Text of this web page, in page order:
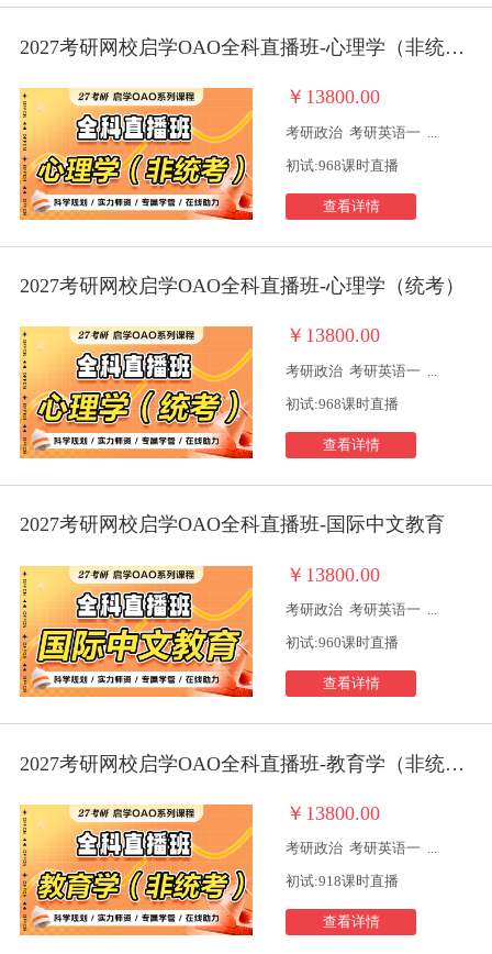
2027考研网校启学OAO全科直播班-心理学（非统考）
￥13800.00
考研政治 考研英语一
初试:968课时直播
查看详情
2027考研网校启学OAO全科直播班-心理学（统考）
￥13800.00
考研政治 考研英语一
初试:968课时直播
查看详情
2027考研网校启学OAO全科直播班-国际中文教育
￥13800.00
考研政治 考研英语一
初试:960课时直播
查看详情
2027考研网校启学OAO全科直播班-教育学（非统考）
￥13800.00
考研政治 考研英语一 ...
初试:918课时直播
查看详情